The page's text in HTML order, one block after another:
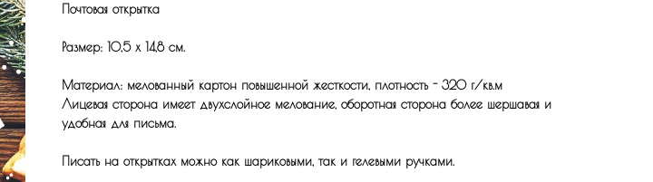
Почтовая открытка
Размер: 10,5 x 14,8 см.
Материал: мелованный картон повышенной жесткости, плотность - 320 г/кв.м
Лицевая сторона имеет двухслойное мелование, оборотная сторона более шершавая и
удобная для письма.
Писать на открытках можно как шариковыми, так и гелевыми ручками.